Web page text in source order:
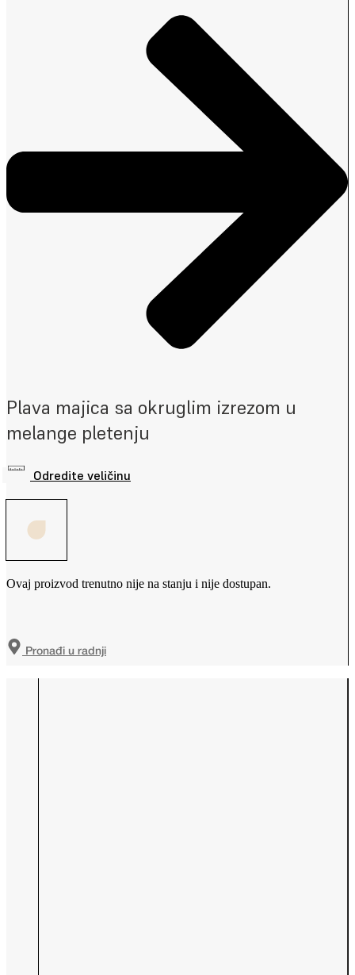
Plava majica sa okruglim izrezom u
melange pletenju
Odredite veličinu
Ovaj proizvod trenutno nije na stanju i nije dostupan.
Pronađi u radnji